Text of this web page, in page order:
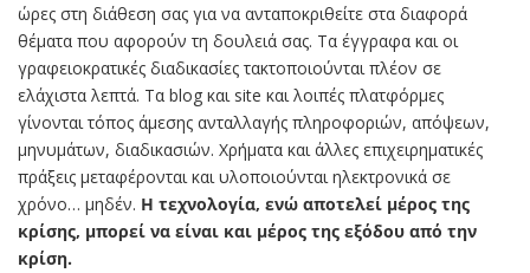
ώρες στη διάθεση σας για να ανταποκριθείτε στα διαφορά
θέματα που αφορούν τη δουλειά σας. Τα έγγραφα και οι
γραφειοκρατικές διαδικασίες τακτοποιούνται πλέον σε
ελάχιστα λεπτά. Τα blog και site και λοιπές πλατφόρμες
γίνονται τόπος άμεσης ανταλλαγής πληροφοριών, απόψεων,
μηνυμάτων, διαδικασιών. Χρήματα και άλλες επιχειρηματικές
πράξεις μεταφέρονται και υλοποιούνται ηλεκτρονικά σε
χρόνο… μηδέν. Η τεχνολογία, ενώ αποτελεί μέρος της
κρίσης, μπορεί να είναι και μέρος της εξόδου από την
κρίση.